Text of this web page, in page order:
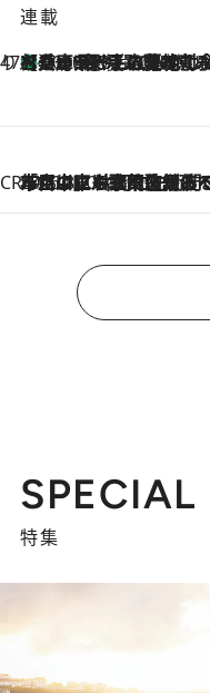
連載
47都道府県の手みやげ ひんやりスイーツで夏を満喫
2026.8.8
【兵庫県】この夏絶対食べたい 冷やしておいしいおやつ3選 淡路島の恵みをジェラートに集約
CREA'S CHOICE
2026.8.7
「立川にも歌舞伎があるんだよ」 片岡仁左衛門・市川中車ら豪華座組みで4年目の立川立飛歌
SPECIAL
特集